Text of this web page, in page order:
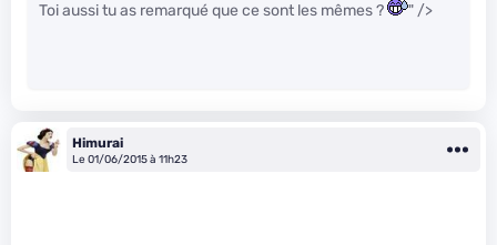
Toi aussi tu as remarqué que ce sont les mêmes ? " />
Himurai
Le 01/06/2015 à 11h23